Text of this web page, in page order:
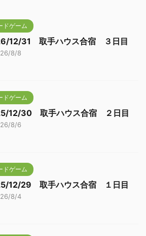
ドゲーム
12/31 取手ハウス合宿 ３日目
8/8
ドゲーム
12/30 取手ハウス合宿 ２日目
8/6
ドゲーム
12/29 取手ハウス合宿 １日目
8/4